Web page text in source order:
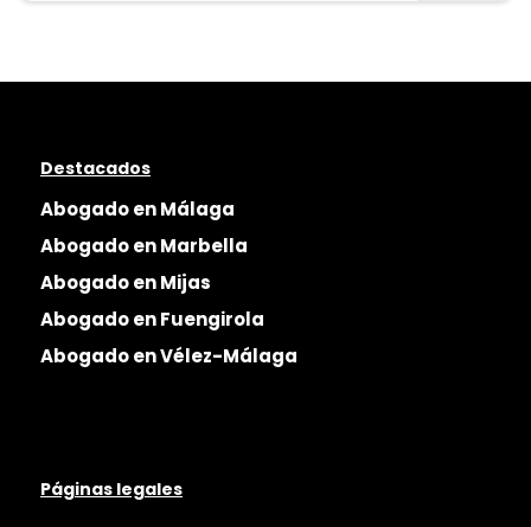
Destacados
Abogado en Málaga
Abogado en Marbella
Abogado en Mijas
Abogado en Fuengirola
Abogado en Vélez-Málaga
Páginas legales